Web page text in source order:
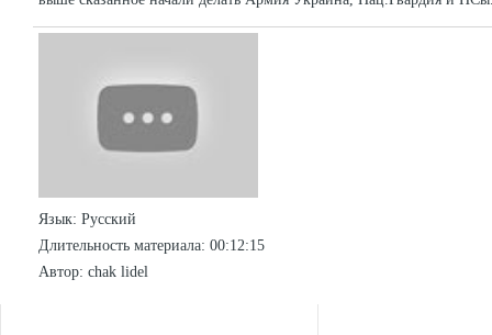
Язык: Русский
Длительность материала: 00:12:15
Автор: chak lidel